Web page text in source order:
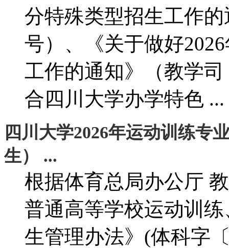
分特殊类型招生工作
号）、《关于做好
工作的通知》（教学
合四川大学办学特色 ...
四川大学2026年运动训练专
生） ...
根据体育总局办公厅
普通高等学校运动训
生管理办法》(体科字